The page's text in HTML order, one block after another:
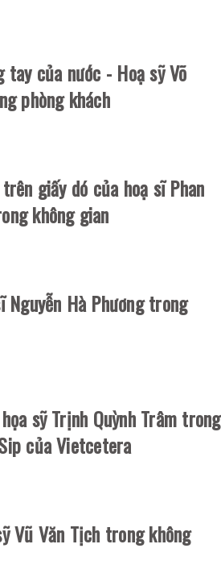
tay của nước - Hoạ sỹ Võ
phòng khách
giấy dó của hoạ sĩ Phan
không gian
Nguyễn Hà Phương trong
sỹ Trịnh Quỳnh Trâm trong
của Vietcetera
Vũ Văn Tịch trong không